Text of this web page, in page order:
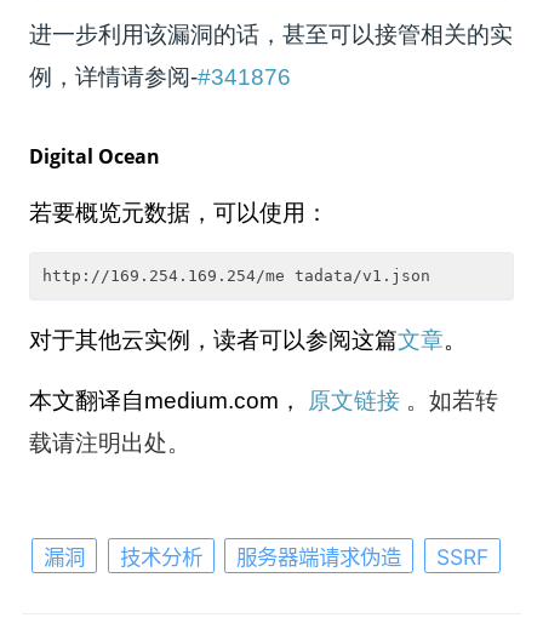
进一步利用该漏洞的话，甚至可以接管相关的实
例，详情请参阅-#341876
Digital Ocean
若要概览元数据，可以使用：
http://169.254.169.254/me tadata/v1.json
对于其他云实例，读者可以参阅这篇文章。
本文翻译自medium.com， 原文链接
载请注明出处。
漏洞 技术分析 服务器端请求伪造 SSRF